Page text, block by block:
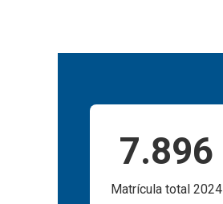
7.896
Matrícula total 2024